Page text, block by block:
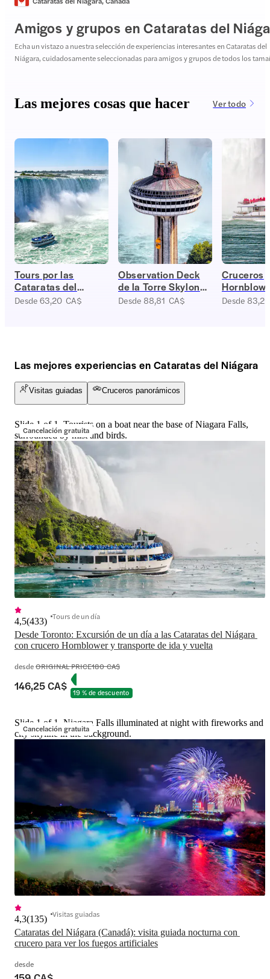
Amigos y grupos en Cataratas del
Echa un vistazo a nuestra selección de experiencias interesantes en Cataratas del
Niágara, cuidadosamente seleccionadas para amigos y grupos de todos los
Las mejores cosas que hacer Ver todo
Tours por las
Cataratas del
Niágara (Canadá)
Desde 63,20 CA$
Observation Deck
de la Torre Skylon
en las cataratas del
Desde 88,81 CA$
Cruceros
Desde
Las mejores experiencias en Cataratas del Niágara
Visitas guiadas Cruceros panorámicos
Cancelación gratuita
Slide 1 of 1, Tourists on a boat near the base of Niagara Falls,
surrounded by mist and birds.
Desde Toronto: Excursión de un día a las Cataratas del Niágara
con crucero Hornblower y transporte de ida y vuelta
4,5(433) Tours de un día
desdeORIGINAL PRICE180 CA$
146,25 CA$ 19 % de descuento
Cancelación gratuita
Slide 1 of 1, Niagara Falls illuminated at night with fireworks and
city skyline in the background.
Cataratas del Niágara (Canadá): visita guiada nocturna con
crucero para ver los fuegos artificiales
4,3(135) Visitas guiadas
desde